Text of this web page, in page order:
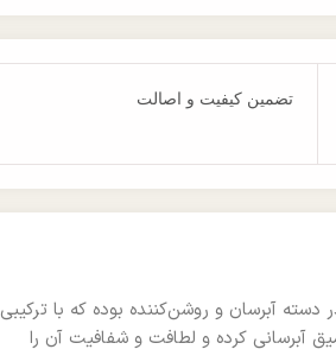
تضمین کیفیت و اصالت
آبرسان و روشن‌کننده بوده که با ترکیبی
آبرسانی کرده و لطافت و شفافیت آن را